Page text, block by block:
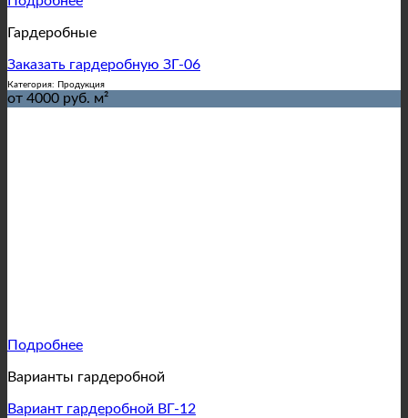
Гардеробные
Заказать гардеробную ЗГ-06
Категория: Продукция
от 4000 руб. м²
Подробнее
Варианты гардеробной
Вариант гардеробной ВГ-12